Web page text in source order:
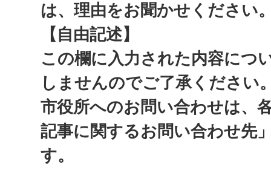
は、理由をお聞かせください
【自由記述】
この欄に入力された内容につ
しませんのでご了承ください
市役所へのお問い合わせは、
記事に関するお問い合わせ先
す。